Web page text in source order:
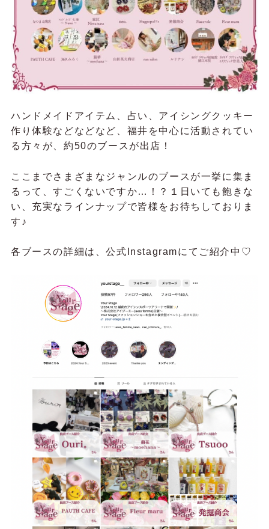
ハンドメイドアイテム、占い、アイシングクッキー
作り体験などなどなど、福井を中心に活動されてい
る方々が、約50のブースが出店！
ここまでさまざまなジャンルのブースが一挙に集ま
るって、すごくないですか…！？１日いても飽きな
い、充実なラインナップで皆様をお待ちしておりま
す♪
各ブースの詳細は、公式Instagramにてご紹介中♡